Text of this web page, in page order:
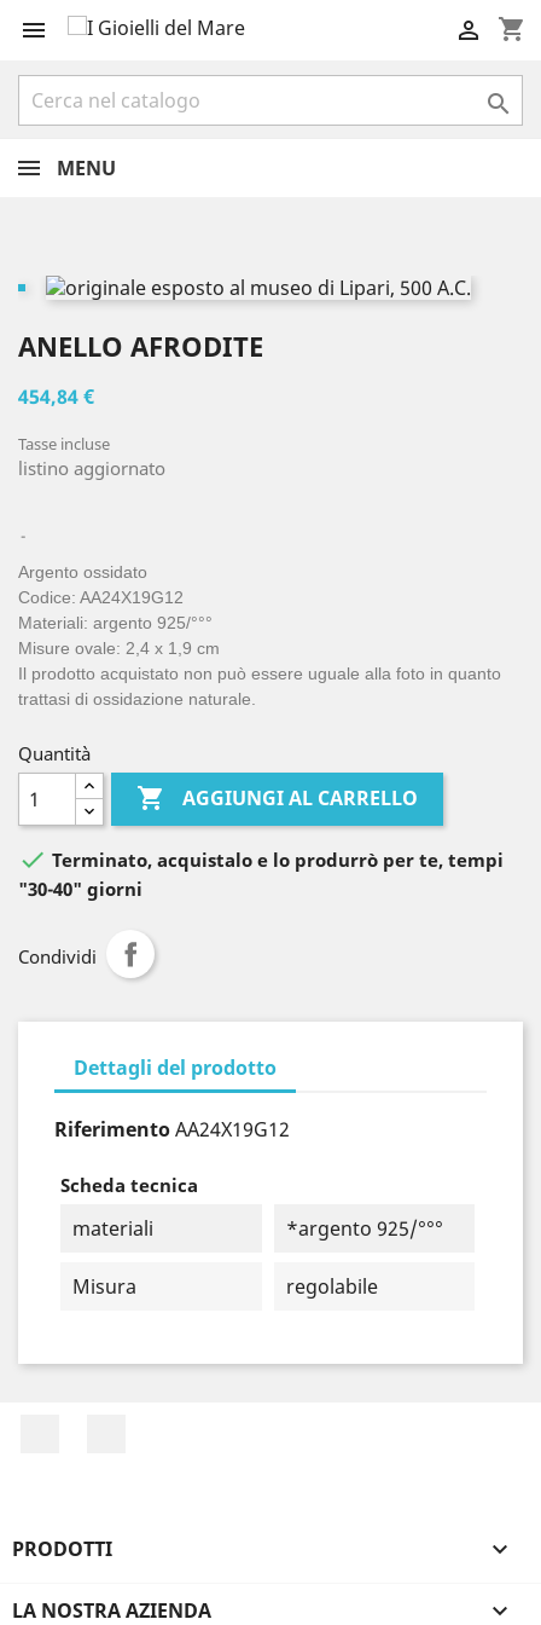
 shopping_cart


MENU
ANELLO AFRODITE
454,84 €
Tasse incluse
listino aggiornato
Argento ossidato
Codice: AA24X19G12
Materiali: argento 925/°°°
Misure ovale: 2,4 x 1,9 cm
Il prodotto acquistato non può essere uguale alla foto in quanto
trattasi di ossidazione naturale.
Quantità
 AGGIUNGI AL CARRELLO
 Terminato, acquistalo e lo produrrò per te, tempi
"30-40" giorni
Condividi
Dettagli del prodotto
RiferimentoAA24X19G12
Scheda tecnica
materiali *argento 925/°°°
Misura regolabile
PRODOTTI 
LA NOSTRA AZIENDA 